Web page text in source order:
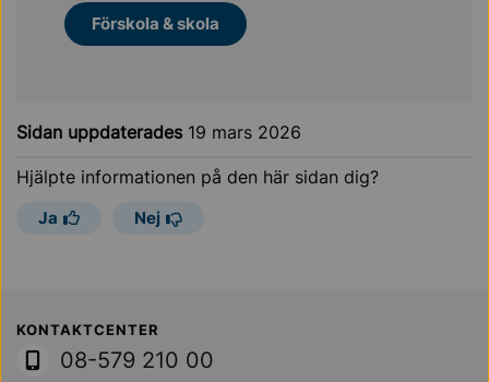
Förskola & skola
Sidan uppdaterades 19 mars 2026
Hjälpte informationen på den här sidan dig?
Ja Nej
Sollentuna Kommun
KONTAKTCENTER
08-579 210 00